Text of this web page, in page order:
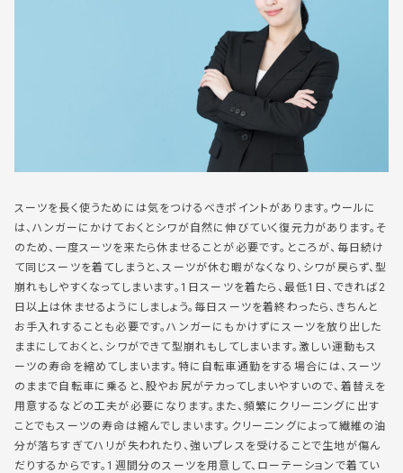
スーツを長く使うためには気をつけるべきポイントがあります。ウールに
は、ハンガーにかけておくとシワが自然に伸びていく復元力があります。そ
のため、一度スーツを来たら休ませることが必要です。ところが、毎日続け
て同じスーツを着てしまうと、スーツが休む暇がなくなり、シワが戻らず、型
崩れもしやすくなってしまいます。1日スーツを着たら、最低1日、できれば2
日以上は休ませるようにしましょう。毎日スーツを着終わったら、きちんと
お手入れすることも必要です。ハンガーにもかけずにスーツを放り出した
ままにしておくと、シワができて型崩れもしてしまいます。激しい運動もス
ーツの寿命を縮めてしまいます。特に自転車通勤をする場合には、スーツ
のままで自転車に乗ると、股やお尻がテカってしまいやすいので、着替えを
用意するなどの工夫が必要になります。また、頻繁にクリーニングに出す
ことでもスーツの寿命は縮んでしまいます。クリーニングによって繊維の油
分が落ちすぎてハリが失われたり、強いプレスを受けることで生地が傷ん
だりするからです。1週間分のスーツを用意して、ローテーションで着てい